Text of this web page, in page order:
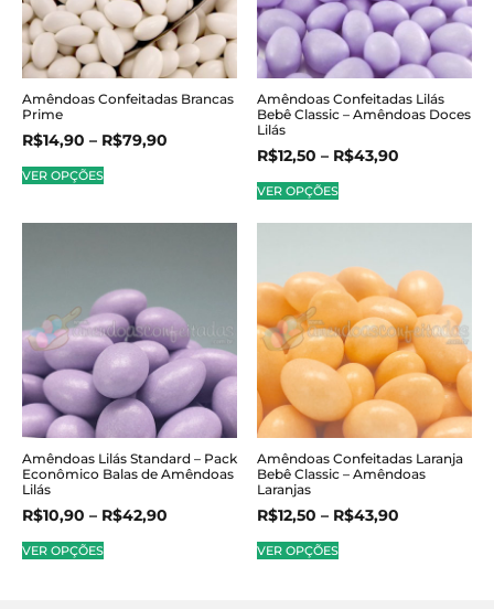
Amêndoas Confeitadas Brancas
Prime
R$14,90 – R$79,90
VER OPÇÕES
Amêndoas Confeitadas Lilás
Bebê Classic – Amêndoas Doces
Lilás
R$12,50 – R$43,90
VER OPÇÕES
Amêndoas Lilás Standard – Pack
Econômico Balas de Amêndoas
Lilás
R$10,90 – R$42,90
VER OPÇÕES
Amêndoas Confeitadas Laranja
Bebê Classic – Amêndoas
Laranjas
R$12,50 – R$43,90
VER OPÇÕES